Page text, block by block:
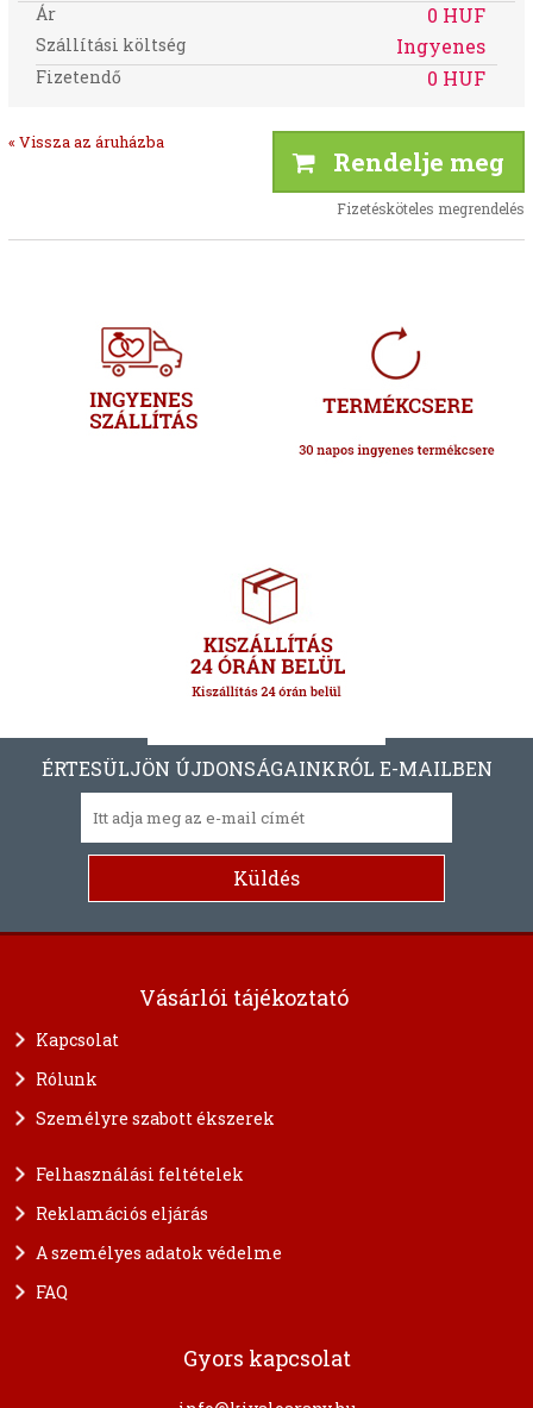
Ár 0 HUF
Szállítási költség Ingyenes
Fizetendő 0 HUF
« Vissza az áruházba
Rendelje meg
Fizetésköteles megrendelés
ÉRTESÜLJÖN ÚJDONSÁGAINKRÓL E-MAILBEN
Vásárlói tájékoztató
Kapcsolat
Rólunk
Személyre szabott ékszerek
Felhasználási feltételek
Reklamációs eljárás
A személyes adatok védelme
FAQ
Gyors kapcsolat